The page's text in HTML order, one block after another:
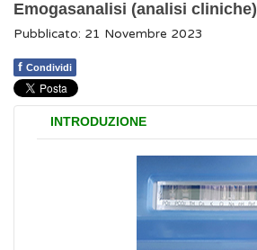
Emogasanalisi (analisi cliniche)
Pubblicato: 21 Novembre 2023
f Condividi
INTRODUZIONE